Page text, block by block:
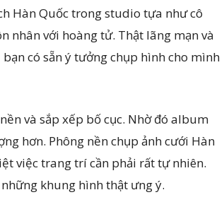
Hàn Quốc trong studio tựa như cô
nhân với hoàng tử. Thật lãng mạn và
có sẵn ý tưởng chụp hình cho mình
và sắp xếp bố cục. Nhờ đó album
hơn. Phông nền chụp ảnh cưới Hàn
việc trang trí cần phải rất tự nhiên.
khung hình thật ưng ý.